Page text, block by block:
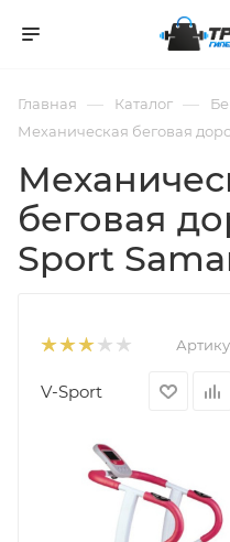
Главная — Каталог —
Механическая беговая
беговая
Sport
V-Sport